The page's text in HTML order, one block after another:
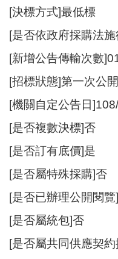
網
站
料
開
放
宣
網
站
安
政
策
[決標方式]最低標
[是否依政府採購法
[新增公告傳輸次數
[招標狀態]第一次公
[機關自定公告日
[是否複數決標]否
[是否訂有底價]是
[是否屬特殊採購]否
[是否已辦理公開閱覽
[是否屬統包]否
[是否屬共同供應契